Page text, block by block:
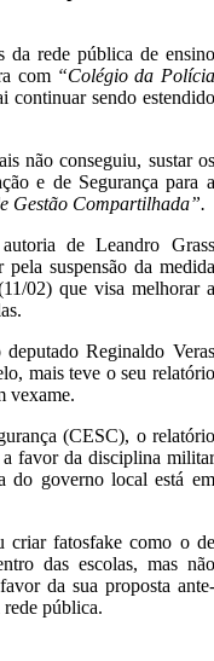
da rede pública de ensino
com “Colégio da Polícia
continuar sendo estendido
não conseguiu, sustar os
e de Segurança para a
Gestão Compartilhada”.
de Leandro Grass
suspensão da medida
02) que visa melhorar a
Reginaldo Veras
mais teve o seu relatório
vexame.
(CESC), o relatório
favor da disciplina militar
do governo local está em
criar fatosfake como o de
das escolas, mas não
da sua proposta ante-
pública.